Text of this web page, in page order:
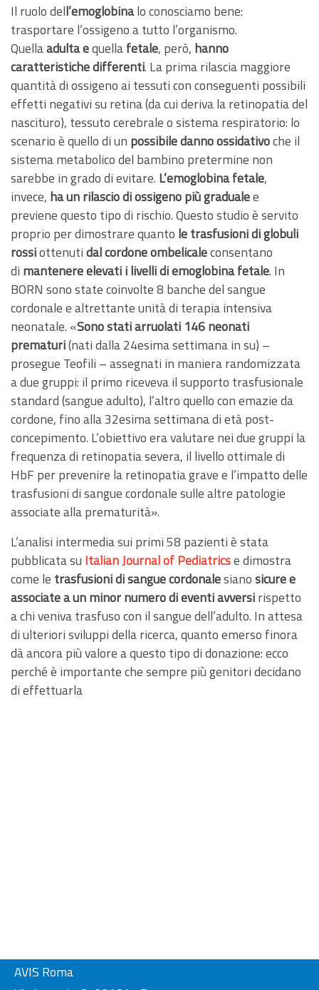
Il ruolo dell’emoglobinalo conosciamo bene:
trasportare l’ossigeno a tutto l’organismo.
Quellaadulta equellafetale, però, hanno
caratteristiche differenti. La prima rilascia maggiore
quantità di ossigeno ai tessuti con conseguenti possibili
effetti negativi su retina (da cui deriva la retinopatia del
nascituro), tessuto cerebrale o sistema respiratorio: lo
scenario è quello di un possibile danno ossidativoche il
sistema metabolico del bambino pretermine non
sarebbe in grado di evitare. L’emoglobina fetale,
invece, ha un rilascio di ossigeno più gradualee
previene questo tipo di rischio. Questo studio è servito
proprio per dimostrare quanto le trasfusioni di globuli
rossiottenutidal cordone ombelicaleconsentano
di mantenere elevati i livelli di emoglobina fetale. In
BORN sono state coinvolte 8 banche del sangue
cordonale e altrettante unità di terapia intensiva
neonatale. «Sono stati arruolati 146 neonati
prematuri(nati dalla 24esima settimana in su) –
prosegue Teofili – assegnati in maniera randomizzata
a due gruppi: il primo riceveva il supporto trasfusionale
standard (sangue adulto), l’altro quello con emazie da
cordone, fino alla 32esima settimana di età post-
concepimento. L’obiettivo era valutare nei due gruppi la
frequenza di retinopatia severa, il livello ottimale di
HbF per prevenire la retinopatia grave e l’impatto delle
trasfusioni di sangue cordonale sulle altre patologie
associate alla prematurità».
L’analisi intermedia sui primi 58 pazienti è stata
pubblicata su Italian Journal of Pediatricse dimostra
come le trasfusioni di sangue cordonalesianosicure e
associate a un minor numero di eventi avversirispetto
a chi veniva trasfuso con il sangue dell’adulto. In attesa
di ulteriori sviluppi della ricerca, quanto emerso finora
dà ancora più valore a questo tipo di donazione: ecco
perché è importante che sempre più genitori decidano
di effettuarla
AVIS Roma